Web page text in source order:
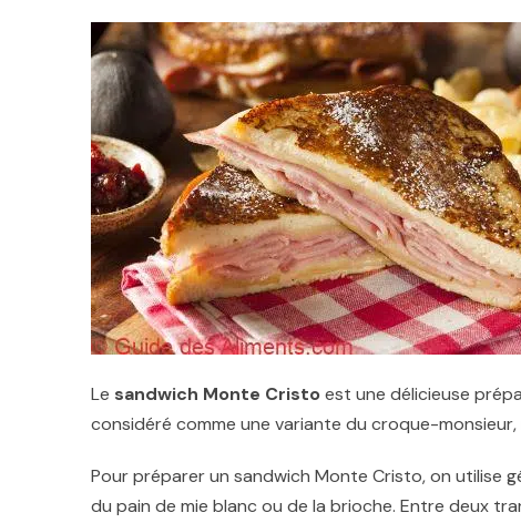
Le sandwich Monte Cristoest une délicieuse
considéré comme une variante du croque-
Pour préparer un sandwich Monte Cristo, on utilise
du pain de mie blanc ou de la brioche. Entre deux